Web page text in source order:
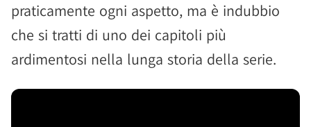
praticamente ogni aspetto, ma è indubbio
che si tratti di uno dei capitoli più
ardimentosi nella lunga storia della serie.